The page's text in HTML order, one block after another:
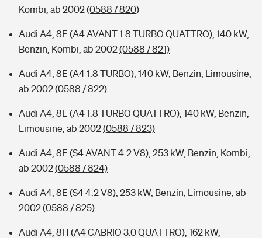
Kombi, ab 2002(0588 / 820)
Audi A4, 8E (A4 AVANT 1.8 TURBO QUATTRO), 140 kW,
Benzin, Kombi, ab 2002(0588 / 821)
Audi A4, 8E (A4 1.8 TURBO), 140 kW, Benzin, Limousine,
ab 2002(0588 / 822)
Audi A4, 8E (A4 1.8 TURBO QUATTRO), 140 kW, Benzin,
Limousine, ab 2002(0588 / 823)
Audi A4, 8E (S4 AVANT 4.2 V8), 253 kW, Benzin, Kombi,
ab 2002(0588 / 824)
Audi A4, 8E (S4 4.2 V8), 253 kW, Benzin, Limousine, ab
2002(0588 / 825)
Audi A4, 8H (A4 CABRIO 3.0 QUATTRO), 162 kW,